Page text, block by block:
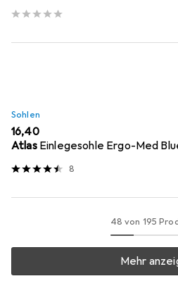
Sohlen
EUR
16,40
Atlas Einlegesohle Ergo-Med
8
48 von 195
Mehr